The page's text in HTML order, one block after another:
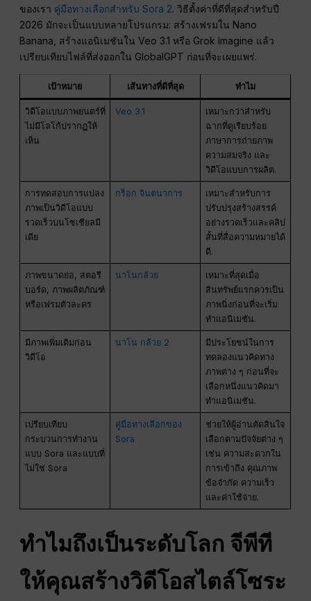
ของเรา คู่มือทางเลือกสำหรับ Sora 2. วิธีตั้งค่าที่ดีที่สุดสำหรับปี
2026 มักจะเป็นแบบหลายโปรแกรม: สร้างเฟรมใน Nano
Banana, สร้างแอนิเมชันใน Veo 3.1 หรือ Grok Imagine แล้ว
เปรียบเทียบไฟล์ที่ส่งออกใน GlobalGPT ก่อนที่จะเผยแพร่.
เป้าหมาย เส้นทางที่ดีที่สุด ทำไม
วิดีโอแบบภาพยนตร์ที่
ไม่มีโลโก้ปรากฏให้
เห็น
Veo 3.1
เหมาะกว่าสำหรับ
ฉากที่ดูเรียบร้อย
ภาษาการถ่ายภาพ
ความสมจริง และ
วิดีโอแบบการผลิต.
การทดสอบการแปลง
ภาพเป็นวิดีโอแบบ
รวดเร็วบนโซเชียลมี
เดีย
กร็อก จินตนาการ
เหมาะสำหรับการ
ปรับปรุงสร้างสรรค์
อย่างรวดเร็วและคลิป
สั้นที่สื่อความหมายได้
ดี.
ภาพขนาดย่อ, สตอรี
บอร์ด, ภาพผลิตภัณฑ์
หรือเฟรมตัวละคร
นาโนกล้วย
เหมาะที่สุดเมื่อ
สินทรัพย์แรกควรเป็น
ภาพนิ่งก่อนที่จะเริ่ม
ทำแอนิเมชัน.
มีภาพเพิ่มเติมก่อน
วิดีโอ
นาโน กล้วย 2
มีประโยชน์ในการ
ทดลองแนวคิดทาง
ภาพต่าง ๆ ก่อนที่จะ
เลือกหนึ่งแนวคิดมา
ทำแอนิเมชัน.
เปรียบเทียบ
กระบวนการทำงาน
แบบ Sora และแบบที่
ไม่ใช่ Sora
คู่มือทางเลือกของ
Sora
ช่วยให้ผู้อ่านตัดสินใจ
เลือกตามปัจจัยต่าง ๆ
เช่น ความสะดวกใน
การเข้าถึง คุณภาพ
ข้อจำกัด ความเร็ว
และค่าใช้จ่าย.
ทำไมถึงเป็นระดับโลก จีพีที
ให้คุณสร้างวิดีโอสไตล์โซระ